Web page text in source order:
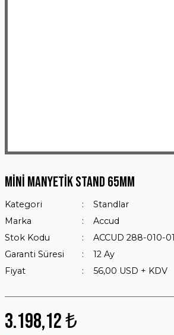
Mini Manyetik Stand 65mm
Kategori
Standlar
Marka
Accud
Stok Kodu
ACCUD 288-010-01
Garanti Süresi
12 Ay
Fiyat
56,00 USD + KDV
3.198,12 ₺